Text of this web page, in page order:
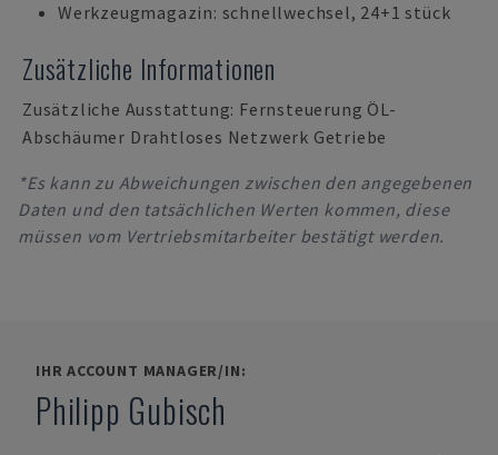
Werkzeugmagazin: schnellwechsel, 24+1 stück
Zusätzliche Informationen
Zusätzliche Ausstattung: Fernsteuerung ÖL-
Abschäumer Drahtloses Netzwerk Getriebe
*Es kann zu Abweichungen zwischen den angegebenen
Daten und den tatsächlichen Werten kommen, diese
müssen vom Vertriebsmitarbeiter bestätigt werden.
IHR ACCOUNT MANAGER/IN:
Philipp Gubisch